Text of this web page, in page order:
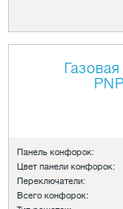
Панель конфорок:
Цвет панели конфорок:
Переключатели:
Всего конфорок: